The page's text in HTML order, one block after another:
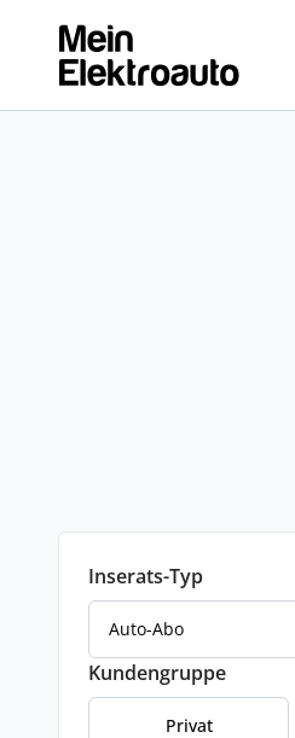
Inserats-Typ
Auto-Abo
Kundengruppe
Privat